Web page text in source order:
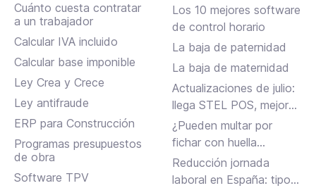
Cuánto cuesta contratar
a un trabajador
Calcular IVA incluido
Calcular base imponible
Ley Crea y Crece
Ley antifraude
ERP para Construcción
Programas presupuestos
de obra
Software TPV
Los 10 mejores software
de control horario
La baja de paternidad
La baja de maternidad
Actualizaciones de julio:
llega STEL POS, mejoras
en Assistant, albaranes
en Inbox y más
¿Pueden multar por
fichar con huella
dactilar?
Reducción jornada
laboral en España: tipos,